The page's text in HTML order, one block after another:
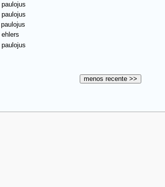
paulojus
paulojus
paulojus
ehlers
paulojus
menos recente >>